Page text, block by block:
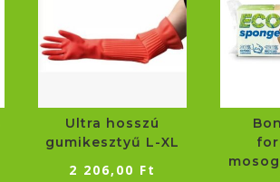
Ultra hosszú
gumikesztyű L-XL
2 206,00 Ft